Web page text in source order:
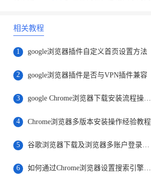
相关教程
1 google浏览器插件自定义首页设置方法
2 google浏览器插件是否与VPN插件兼容
3 google Chrome浏览器下载安装流程操作指南
4 Chrome浏览器多版本安装操作经验教程
5
6 如何通过Chrome浏览器设置搜索引擎默认